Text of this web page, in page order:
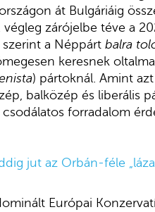
át Bulgáriáig
zárójelbe téve a
a Néppárt balra
keresnek
) pártoknál. Amint azt
balközép és liberális
forradalom
jut az Orbán-féle
Európai